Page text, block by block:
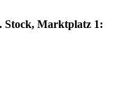
Stock, Marktplatz 1: